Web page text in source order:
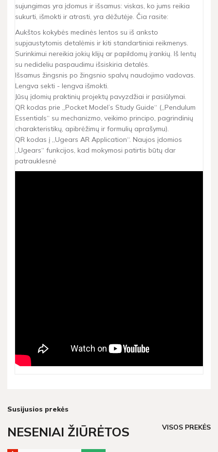
sujungimas yra įdomus ir išsamus: viskas, ko jums reikia
sukurti, išmokti ir atrasti, yra dėžutėje. Čia rasite:
Aukštos kokybės medinės lentos su iš anksto
supjaustytomis detalėmis ir kiti standartiniai reikmenys.
Surinkimui nereikia jokių klijų ar papildomų įrankių. Iš lentų
su nedideliu paspaudimu išsiskiria detalės.
Išsamus žingsnis po žingsnio spalvų naudojimo vadovas.
Lengva sekti - lengva išmokti.
Jūsų įdomių praktinių projektų pavyzdžiai ir pasiūlymai.
QR kodas prie „Pocket Model’s Study Guide“ („Pendulum
Essentials“ su mechanizmo, veikimo principo, pagrindinių
charakteristikų, apibrėžimų ir formulių aprašymu).
QR kodas į „Ugears AR Application“. Naujos įdomios
„Ugears“ funkcijos, kad mokymosi patirtis būtų dar
patrauklesnė
Susijusios prekės
NESENIAI ŽIŪRĖTOS VISOS PREKĖS